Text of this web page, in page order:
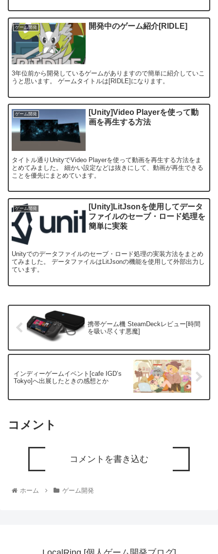
ゲーム開発 開発中のゲーム紹介[RIDLE]
3年位前から開発しているゲームがありますので簡単に紹介していこ
うと思います。 ゲームタイトルは[RIDLE]になります。
ゲーム開発
[Unity]Video Playerを使って動
画を再生する方法
タイトル通りUnityでVideo Playerを使って動画を再生する方法をま
とめてみました。 細かい設定などは抜きにして、動画が再生できる
ことを優先にまとめています。
ゲーム開発
[Unity]LitJsonを使用してデータ
ファイルのセーブ・ロード処理を
簡単に実装
Unityでのデータファイルのセーブ・ロード処理の実装方法をまとめ
てみました。 データファイルはLitJsonの機能を使用して外部出力し
ています。
携帯ゲーム機 SteamDeckレビュー[時間
を吸い尽くす悪魔]
インディーゲームイベント[cafe IGD’s
Tokyo]へ出展したときの感想とか
コメント
コメントを書き込む
ホーム ゲーム開発